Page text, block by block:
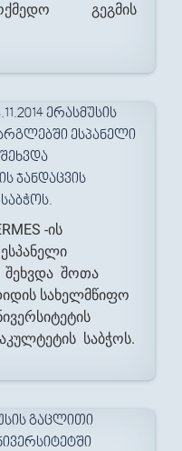
გეგმის
ᲔᲠᲐᲡᲛᲣᲡᲘᲡ
ᲔᲡᲞᲐᲜᲔᲚᲘ
ᲯᲐᲜᲓᲐᲪᲕᲘᲡ
-ის
შოთა
სახელმწიფო
საბჭოს.
ᲒᲐᲪᲚᲘᲗᲘ